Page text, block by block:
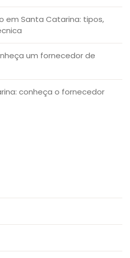
em Santa Catarina: tipos,
um fornecedor de
conheça o fornecedor